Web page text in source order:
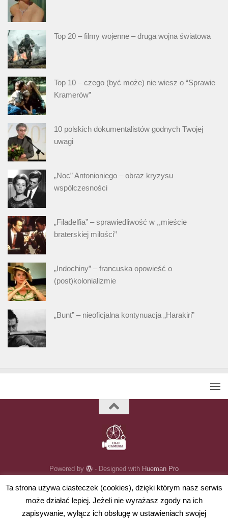
Top 20 – filmy wojenne – druga wojna światowa
Top 10 – czego (być może) nie wiesz o “Sprawie
Kramerów”
10 polskich dokumentalistów godnych Twojej
uwagi
„Noc” Antonioniego – obraz kryzysu
współczesności
„Filadelfia” – sprawiedliwość w ,,mieście
braterskiej miłości’’
„Indochiny” – francuska opowieść o
(post)kolonializmie
„Bunt” – nieoficjalna kontynuacja „Harakiri”
Powered by - Designed with Hueman Pro
Ta strona używa ciasteczek (cookies), dzięki którym nasz serwis
może działać lepiej. Jeżeli nie wyrażasz zgody na ich
zapisywanie, wyłącz ich obsługę w ustawieniach swojej